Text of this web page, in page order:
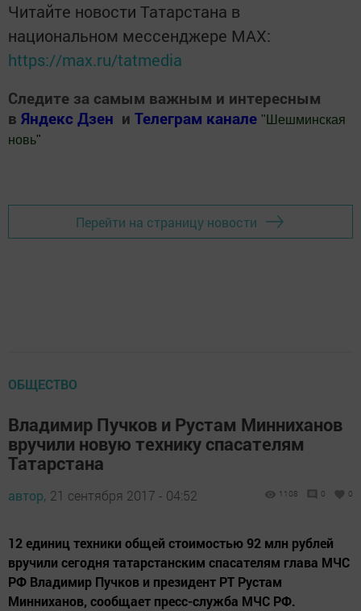
Читайте новости Татарстана в
национальном мессенджере MАХ:
https://max.ru/tatmedia
Следите за самым важным и интересным
в Яндекс Дзен и Телеграм канале " Шешминская
новь"
Перейти на страницу новости
ОБЩЕСТВО
Владимир Пучков и Рустам Минниханов
вручили новую технику спасателям
Татарстана
автор, 21 сентября 2017 - 04:52 1108 0 0
12 единиц техники общей стоимостью 92 млн рублей
вручили сегодня татарстанским спасателям глава МЧС
РФ Владимир Пучков и президент РТ Рустам
Минниханов, сообщает пресс-служба МЧС РФ.